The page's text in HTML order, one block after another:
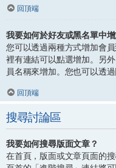
回頂端
我要如何於好友或黑名單中
您可以透過兩種方式增加會
裡有連結可以點選增加。另
員名稱來增加。您也可以透
回頂端
搜尋討論區
我要如何搜尋版面文章？
在首頁，版面或文章頁面的